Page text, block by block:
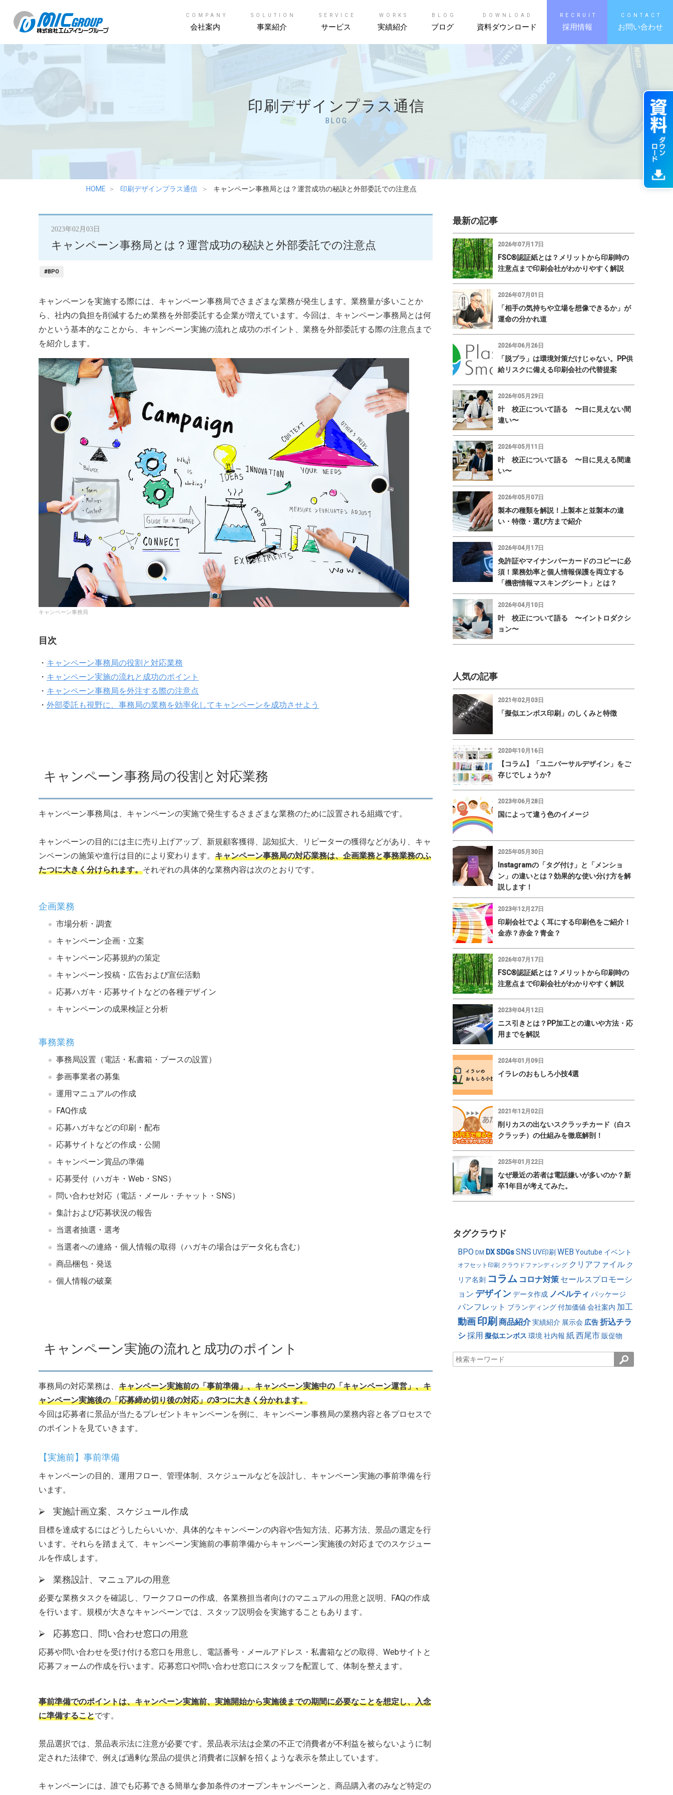
COMPANY
会社案内
SOLUTION
事業紹介
SERVICE
サービス
WORKS
実績紹介
BLOG
ブログ
DOWNLOAD
資料ダウンロード
RECRUIT
採用情報
CONTACT
お問い合わせ
印刷デザインプラス通信
BLOG
HOME 印刷デザインプラス通信 キャンペーン事務局とは？運営成功の秘訣と外部委託での注意点
2023年02月03日
キャンペーン事務局とは？運営成功の秘訣と外部委託での注意点
#BPO
キャンペーンを実施する際には、キャンペーン事務局でさまざまな業務が発生します。業務量が多いことか
ら、社内の負担を削減するため業務を外部委託する企業が増えています。今回は、キャンペーン事務局とは何
かという基本的なことから、キャンペーン実施の流れと成功のポイント、業務を外部委託する際の注意点まで
を紹介します。
キャンペーン事務局
目次
・ キャンペーン事務局の役割と対応業務
・ キャンペーン実施の流れと成功のポイント
・ キャンペーン事務局を外注する際の注意点
・ 外部委託も視野に、事務局の業務を効率化してキャンペーンを成功させよう
キャンペーン事務局の役割と対応業務
キャンペーン事務局は、キャンペーンの実施で発生するさまざまな業務のために設置される組織です。
キャンペーンの目的には主に売り上げアップ、新規顧客獲得、認知拡大、リピーターの獲得などがあり、キャ
ンペーンの施策や進行は目的により変わります。 キャンペーン事務局の対応業務は、企画業務と事務業務のふ
たつに大きく分けられます。それぞれの具体的な業務内容は次のとおりです。
企画業務
市場分析・調査
キャンペーン企画・立案
キャンペーン応募規約の策定
キャンペーン投稿・広告および宣伝活動
応募ハガキ・応募サイトなどの各種デザイン
キャンペーンの成果検証と分析
事務業務
事務局設置（電話・私書箱・ブースの設置）
参画事業者の募集
運用マニュアルの作成
FAQ作成
応募ハガキなどの印刷・配布
応募サイトなどの作成・公開
キャンペーン賞品の準備
応募受付（ハガキ・Web・SNS）
問い合わせ対応（電話・メール・チャット・SNS）
集計および応募状況の報告
当選者抽選・選考
当選者への連絡・個人情報の取得（ハガキの場合はデータ化も含む）
商品梱包・発送
個人情報の破棄
キャンペーン実施の流れと成功のポイント
事務局の対応業務は、 キャンペーン実施前の「事前準備」、キャンペーン実施中の「キャンペーン運営」、キ
ャンペーン実施後の「応募締め切り後の対応」の3つに大きく分かれます。
今回は応募者に景品が当たるプレゼントキャンペーンを例に、キャンペーン事務局の業務内容と各プロセスで
のポイントを見ていきます。
【実施前】事前準備
キャンペーンの目的、運用フロー、管理体制、スケジュールなどを設計し、キャンペーン実施の事前準備を行
います。
⮚ 実施計画立案、スケジュール作成
目標を達成するにはどうしたらいいか、具体的なキャンペーンの内容や告知方法、応募方法、景品の選定を行
います。それらを踏まえて、キャンペーン実施前の事前準備からキャンペーン実施後の対応までのスケジュー
ルを作成します。
⮚ 業務設計、マニュアルの用意
必要な業務タスクを確認し、ワークフローの作成、各業務担当者向けのマニュアルの用意と説明、FAQの作成
を行います。規模が大きなキャンペーンでは、スタッフ説明会を実施することもあります。
⮚ 応募窓口、問い合わせ窓口の用意
応募や問い合わせを受け付ける窓口を用意し、電話番号・メールアドレス・私書箱などの取得、Webサイトと
応募フォームの作成を行います。応募窓口や問い合わせ窓口にスタッフを配置して、体制を整えます。
事前準備でのポイントは、キャンペーン実施前、実施開始から実施後までの期間に必要なことを想定し、入念
に準備することです。
景品選択では、景品表示法に注意が必要です。景品表示法は企業の不正で消費者が不利益を被らないように制
定された法律で、例えば過剰な景品の提供と消費者に誤解を招くような表示を禁止しています。
キャンペーンには、誰でも応募できる簡単な参加条件のオープンキャンペーンと、商品購入者のみなど特定の
最新の記事
2026年07月17日
FSC®認証紙とは？メリットから印刷時の
注意点まで印刷会社がわかりやすく解説
2026年07月01日
「相手の気持ちや立場を想像できるか」が
運命の分かれ道
2026年06月26日
「脱プラ」は環境対策だけじゃない。PP供
給リスクに備える印刷会社の代替提案
2026年05月29日
叶 校正について語る 〜目に見えない間
違い〜
2026年05月11日
叶 校正について語る 〜目に見える間違
い〜
2026年05月07日
製本の種類を解説！上製本と並製本の違
い・特徴・選び方まで紹介
2026年04月17日
免許証やマイナンバーカードのコピーに必
須！業務効率と個人情報保護を両立する
「機密情報マスキングシート」とは？
2026年04月10日
叶 校正について語る 〜イントロダクシ
ョン〜
人気の記事
2021年02月03日
「擬似エンボス印刷」のしくみと特徴
2020年10月16日
【コラム】「ユニバーサルデザイン」をご
存じでしょうか?
2023年06月28日
国によって違う色のイメージ
2025年05月30日
Instagramの「タグ付け」と「メンショ
ン」の違いとは？効果的な使い分け方を解
説します！
2023年12月27日
印刷会社でよく耳にする印刷色をご紹介！
金赤？赤金？青金？
2026年07月17日
FSC®認証紙とは？メリットから印刷時の
注意点まで印刷会社がわかりやすく解説
2023年04月12日
ニス引きとは？PP加工との違いや方法・応
用までを解説
2024年01月09日
イラレのおもしろ小技4選
2021年12月02日
削りカスの出ないスクラッチカード（白ス
クラッチ）の仕組みを徹底解剖！
2025年01月22日
なぜ最近の若者は電話嫌いが多いのか？新
卒1年目が考えてみた。
タグクラウド
BPO DM DX SDGs SNS UV印刷 WEB Youtube イベント
オフセット印刷 クラウドファンディング クリアファイル ク
リア名刺 コラム コロナ対策 セールスプロモーシ
ョン デザイン データ作成 ノベルティ パッケージ
パンフレット ブランディング 付加価値 会社案内 加工
動画 印刷 商品紹介 実績紹介 展示会 広告 折込チラ
シ採用 擬似エンボス 環境 社内報 紙西尾市 販促物